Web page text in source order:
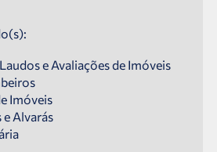
Laudos e Avaliações de Imóveis
Imóveis
Alvarás